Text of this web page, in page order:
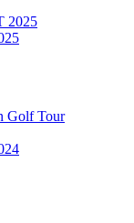
2025
Golf Tour